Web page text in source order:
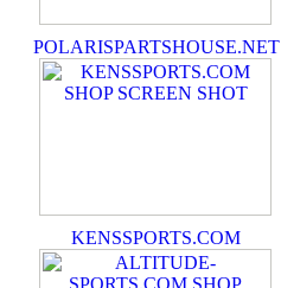
POLARISPARTSHOUSE.NET
KENSSPORTS.COM